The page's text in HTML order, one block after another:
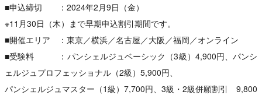
■申込締切 ：2024年2月9日（金）
※11月30日（木）まで早期申込割引期間です。
■開催エリア ：東京／横浜／名古屋／大阪／福岡／オンライン
■受験料 ：パンシェルジュベーシック（3級）4,900円、パンシ
ェルジュプロフェッショナル（2級）5,900円、
パンシェルジュマスター（1級）7,700円、3級・2級併願割引 9,800